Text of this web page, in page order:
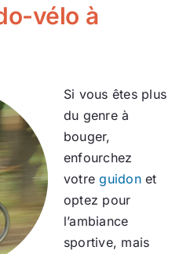
vélo à
Si vous êtes plus
du genre à
bouger,
enfourchez
votreguidonet
optez pour
l’ambiance
sportive, mais